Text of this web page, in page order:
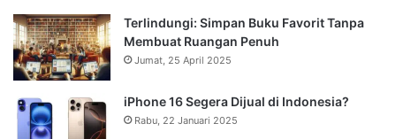
Terlindungi: Simpan Buku Favorit Tanpa
Membuat Ruangan Penuh
Jumat, 25 April 2025
iPhone 16 Segera Dijual di Indonesia?
Rabu, 22 Januari 2025